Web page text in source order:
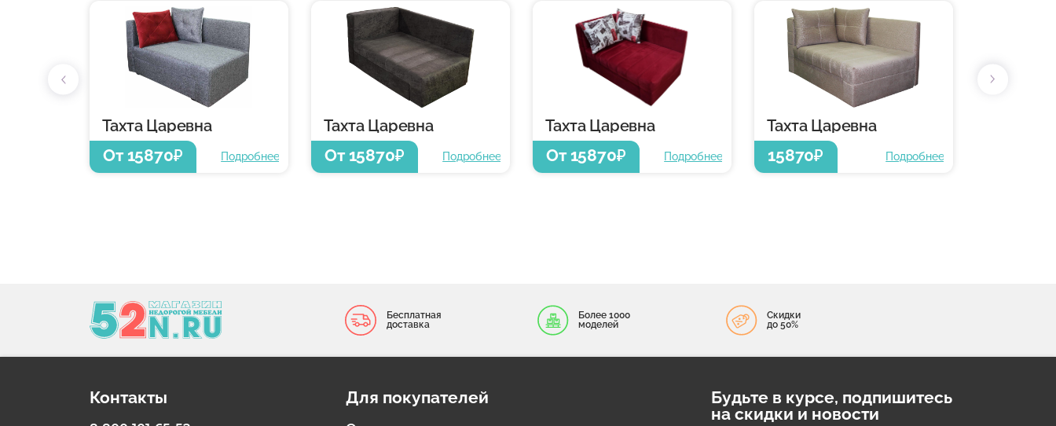
Тахта Царевна
От 15870₽ Подробнее
Тахта Царевна
От 15870₽ Подробнее
Тахта Царевна
От 15870₽ Подробнее
Тахта Царевна
15870₽ Подробнее
Бесплатная
доставка
Более 1000
моделей
Скидки
до 50%
Контакты Для покупателей
Будьте в курсе, подпишитесь
на скидки и новости